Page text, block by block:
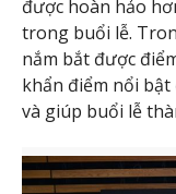
được hoàn hảo
trong buổi lễ.
nắm bắt được
khẩn điểm nổi
và giúp buổi lễ